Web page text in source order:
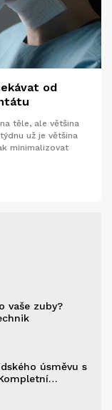
od
těle, ale většina
už je většina
minimalizovat
vaše zuby?
úsměvu s